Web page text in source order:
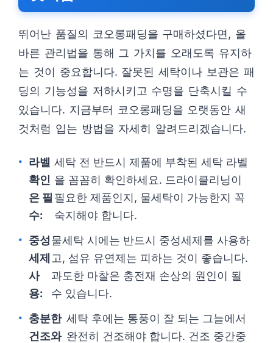
뛰어난 품질의 코오롱패딩을 구매하셨다면, 올
바른 관리법을 통해 그 가치를 오래도록 유지하
는 것이 중요합니다. 잘못된 세탁이나 보관은 패
딩의 기능성을 저하시키고 수명을 단축시킬 수
있습니다. 지금부터 코오롱패딩을 오랫동안 새
것처럼 입는 방법을 자세히 알려드리겠습니다.
라벨
확인
은 필
수:
세탁 전 반드시 제품에 부착된 세탁 라벨
을 꼼꼼히 확인하세요. 드라이클리닝이
필요한 제품인지, 물세탁이 가능한지 꼭
숙지해야 합니다.
중성
세제
사
용:
물세탁 시에는 반드시 중성세제를 사용하
고, 섬유 유연제는 피하는 것이 좋습니다.
과도한 마찰은 충전재 손상의 원인이 될
수 있습니다.
충분한
건조와
세탁 후에는 통풍이 잘 되는 그늘에서
완전히 건조해야 합니다. 건조 중간중